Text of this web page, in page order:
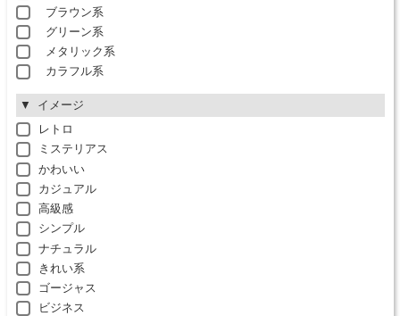
ブラウン系
グリーン系
メタリック系
カラフル系
イメージ
レトロ
ミステリアス
かわいい
カジュアル
高級感
シンプル
ナチュラル
きれい系
ゴージャス
ビジネス